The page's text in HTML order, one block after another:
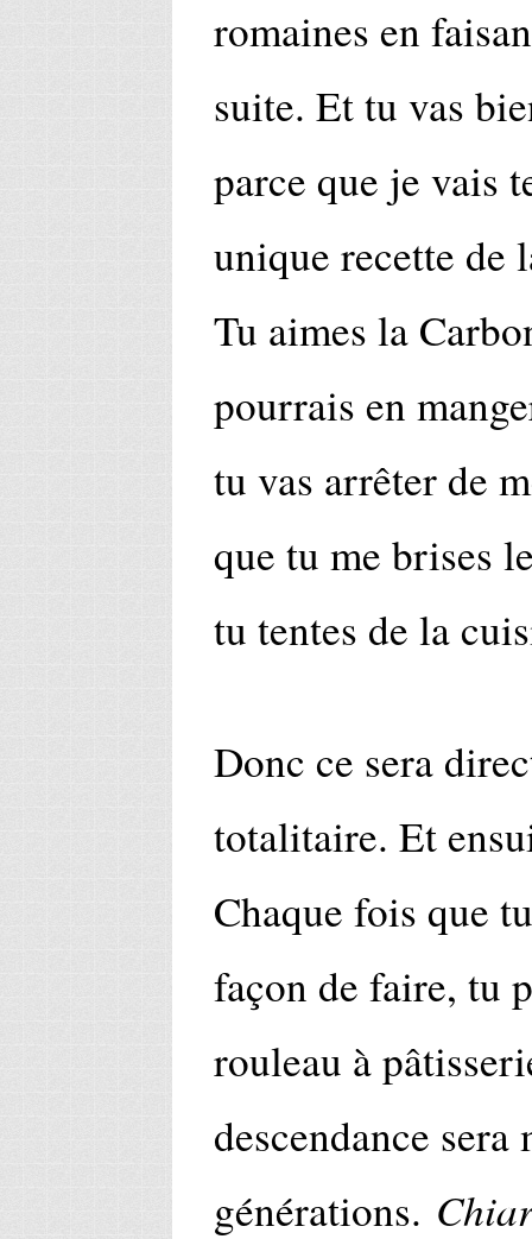
romaines en
suite. Et tu vas
parce que je vais
unique recette de
Tu aimes la
pourrais en
tu vas arrêter de
que tu me brises
tu tentes de la
Donc ce sera
totalitaire. Et
Chaque fois que
façon de faire, tu
rouleau à
descendance
générations.